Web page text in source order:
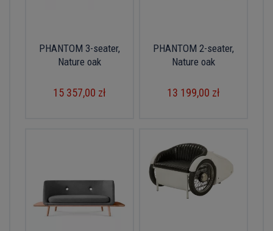
PHANTOM 3-seater,
Nature oak
15 357,00 zł
PHANTOM 2-seater,
Nature oak
13 199,00 zł